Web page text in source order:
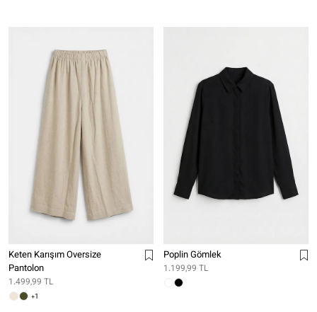
Keten Karışım Oversize
Pantolon
1.499,99 TL
+1
Poplin Gömlek
1.199,99 TL